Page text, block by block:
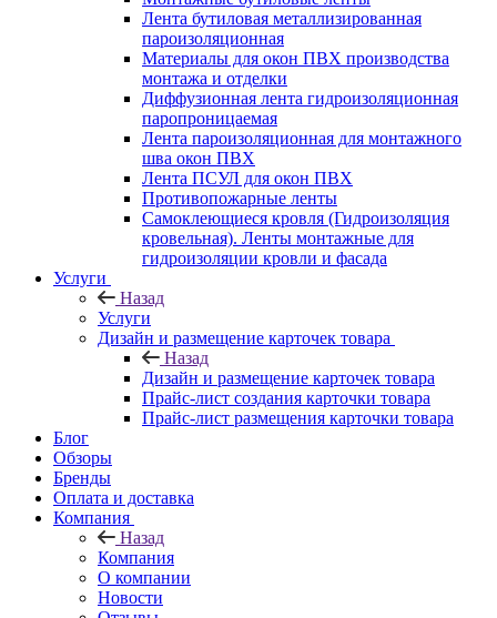
Лента бутиловая металлизированная
пароизоляционная
Материалы для окон ПВХ производства
монтажа и отделки
Диффузионная лента гидроизоляционная
паропроницаемая
Лента пароизоляционная для монтажного
шва окон ПВХ
Лента ПСУЛ для окон ПВХ
Противопожарные ленты
Самоклеющиеся кровля (Гидроизоляция
кровельная). Ленты монтажные для
гидроизоляции кровли и фасада
Услуги
Назад
Услуги
Дизайн и размещение карточек товара
Назад
Дизайн и размещение карточек товара
Прайс-лист создания карточки товара
Прайс-лист размещения карточки товара
Блог
Обзоры
Бренды
Оплата и доставка
Компания
Назад
Компания
О компании
Новости